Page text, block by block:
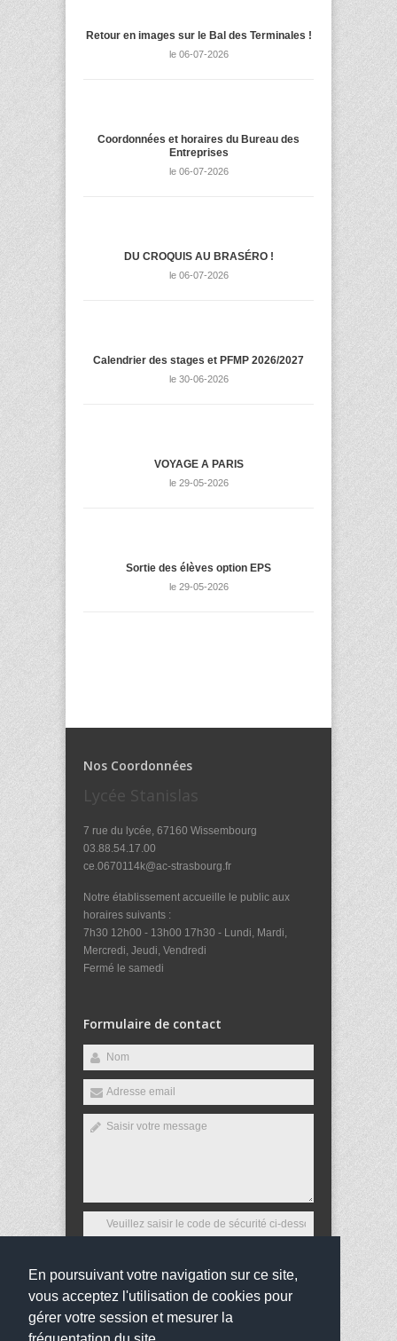
En poursuivant votre navigation sur ce site,
vous acceptez l'utilisation de cookies pour
gérer votre session et mesurer la
Retour en images sur le Bal des Terminales !
le 06-07-2026
Coordonnées et horaires du Bureau des
Entreprises
le 06-07-2026
DU CROQUIS AU BRASÉRO !
le 06-07-2026
Calendrier des stages et PFMP 2026/2027
le 30-06-2026
VOYAGE A PARIS
le 29-05-2026
Sortie des élèves option EPS
le 29-05-2026
Nos Coordonnées
Lycée Stanislas
7 rue du lycée, 67160 Wissembourg
03.88.54.17.00
ce.0670114k@ac-strasbourg.fr
Notre établissement accueille le public aux
horaires suivants :
7h30 12h00 - 13h00 17h30 - Lundi, Mardi,
Mercredi, Jeudi, Vendredi
Fermé le samedi
Formulaire de contact
Envoyer